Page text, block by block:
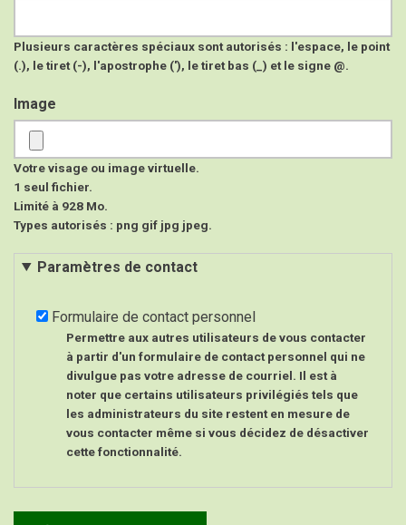
Plusieurs caractères spéciaux sont autorisés : l'espace, le point
(.), le tiret (-), l'apostrophe ('), le tiret bas (_) et le signe @.
Image
Votre visage ou image virtuelle.
1 seul fichier.
Limité à 928 Mo.
Types autorisés : png gif jpg jpeg.
Paramètres de contact
Formulaire de contact personnel
Permettre aux autres utilisateurs de vous contacter
à partir d'un formulaire de contact personnel qui ne
divulgue pas votre adresse de courriel. Il est à
noter que certains utilisateurs privilégiés tels que
les administrateurs du site restent en mesure de
vous contacter même si vous décidez de désactiver
cette fonctionnalité.